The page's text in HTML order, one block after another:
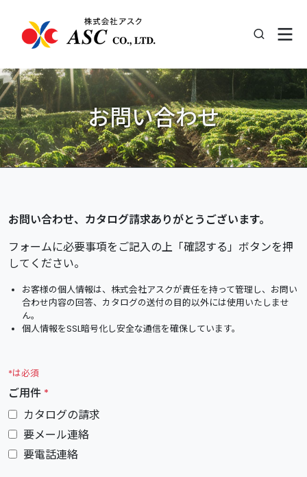
お問い合わせ
お問い合わせ、カタログ請求ありがとうございます。
フォームに必要事項をご記入の上「確認する」ボタンを押
してください。
お客様の個人情報は、株式会社アスクが責任を持って管理し、お問い
合わせ内容の回答、カタログの送付の目的以外には使用いたしませ
ん。
個人情報をSSL暗号化し安全な通信を確保しています。
*は必須
ご用件 *
カタログの請求
要メール連絡
要電話連絡